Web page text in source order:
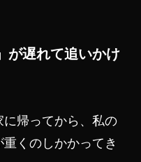
が遅れて追いかけ
に帰ってから、私の
くのしかかってき